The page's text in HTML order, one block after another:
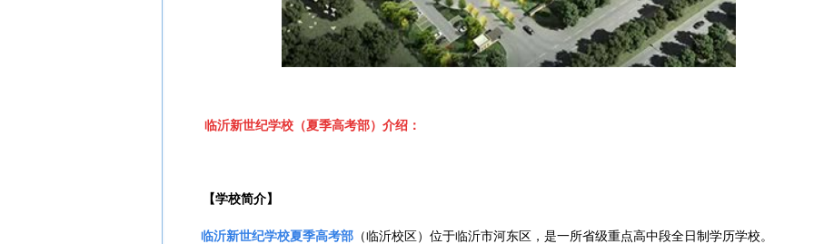
临沂新世纪学校（夏季高考部） 介绍 ：
【学校简介】
临沂新世纪学校夏季高考部 （临沂校区）位于临沂市河东区，是一所省级重点高中段全日制学历学校。